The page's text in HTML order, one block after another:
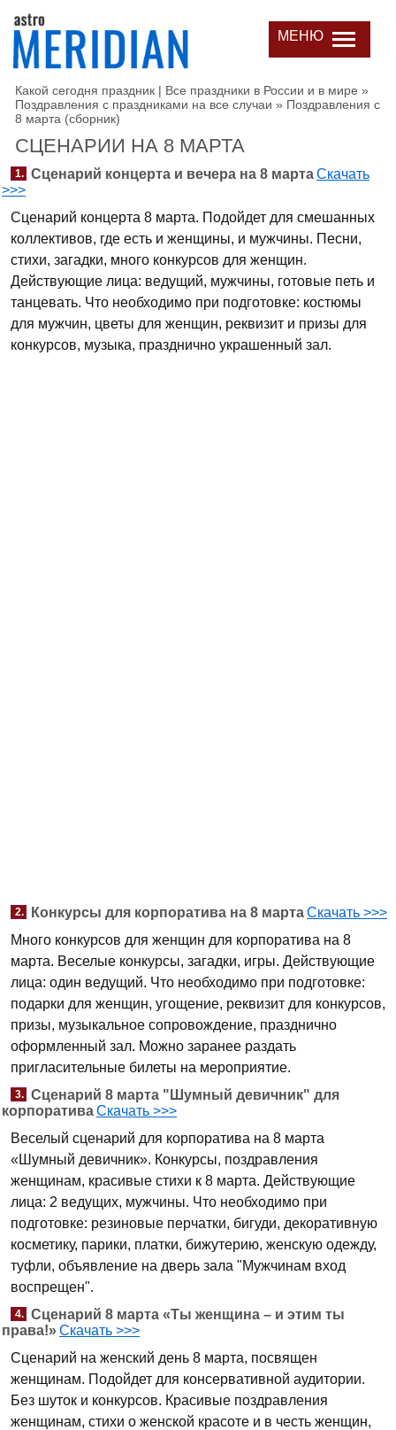
МЕНЮ
Какой сегодня праздник | Все праздники в России и в мире »
Поздравления с праздниками на все случаи » Поздравления с
8 марта (сборник)
СЦЕНАРИИ НА 8 МАРТА
1. Сценарий концерта и вечера на 8 мартаСкачать
>>>
Сценарий концерта 8 марта. Подойдет для смешанных
коллективов, где есть и женщины, и мужчины. Песни,
стихи, загадки, много конкурсов для женщин.
Действующие лица: ведущий, мужчины, готовые петь и
танцевать. Что необходимо при подготовке: костюмы
для мужчин, цветы для женщин, реквизит и призы для
конкурсов, музыка, празднично украшенный зал.
2. Конкурсы для корпоратива на 8 мартаСкачать >>>
Много конкурсов для женщин для корпоратива на 8
марта. Веселые конкурсы, загадки, игры. Действующие
лица: один ведущий. Что необходимо при подготовке:
подарки для женщин, угощение, реквизит для конкурсов,
призы, музыкальное сопровождение, празднично
оформленный зал. Можно заранее раздать
пригласительные билеты на мероприятие.
3. Сценарий 8 марта "Шумный девичник" для
корпоративаСкачать >>>
Веселый сценарий для корпоратива на 8 марта
«Шумный девичник». Конкурсы, поздравления
женщинам, красивые стихи к 8 марта. Действующие
лица: 2 ведущих, мужчины. Что необходимо при
подготовке: резиновые перчатки, бигуди, декоративную
косметику, парики, платки, бижутерию, женскую одежду,
туфли, объявление на дверь зала "Мужчинам вход
воспрещен".
4. Сценарий 8 марта «Ты женщина – и этим ты
права!»Скачать >>>
Сценарий на женский день 8 марта, посвящен
женщинам. Подойдет для консервативной аудитории.
Без шуток и конкурсов. Красивые поздравления
женщинам, стихи о женской красоте и в честь женщин,